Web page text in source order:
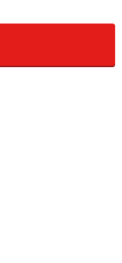
該当していたらどう